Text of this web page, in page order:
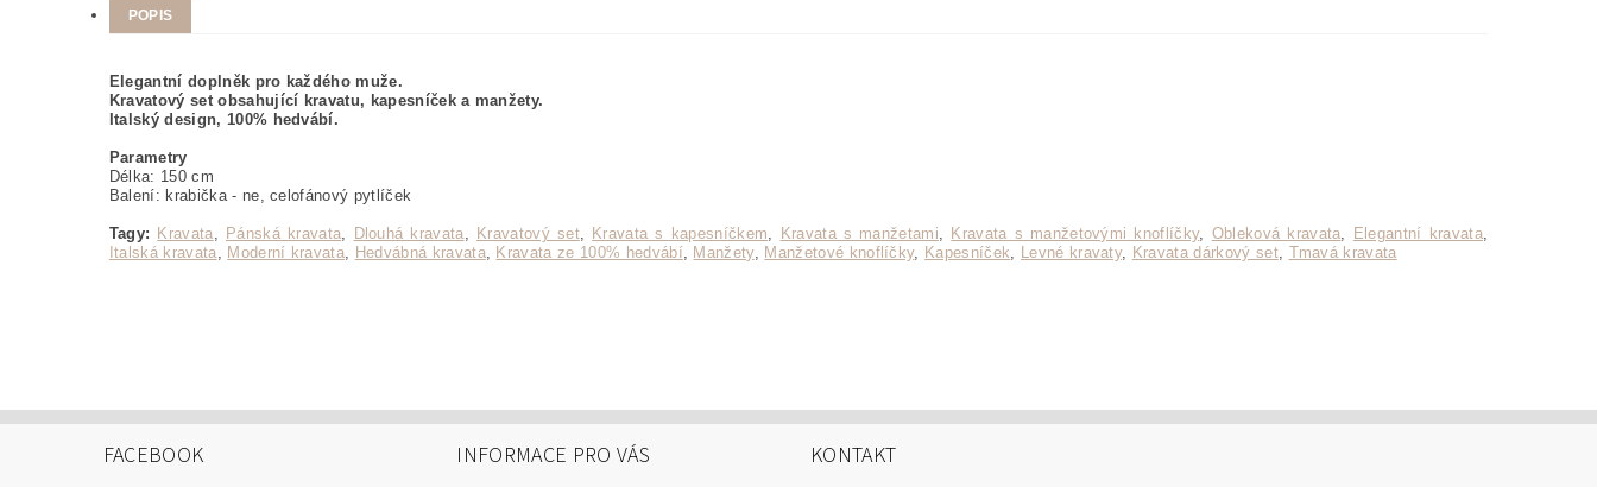
POPIS
Elegantní doplněk pro každého muže.
Kravatový set obsahující kravatu, kapesníček a manžety.
Italský design, 100% hedvábí.
Parametry
Délka: 150 cm
Balení: krabička - ne, celofánový pytlíček
Tagy: Kravata, Pánská kravata, Dlouhá kravata, Kravatový set, Kravata s kapesníčkem, Kravata s manžetami, Kravata s manžetovými knoflíčky, Obleková kravata, Elegantní kravata,
Italská kravata, Moderní kravata, Hedvábná kravata, Kravata ze 100% hedvábí, Manžety, Manžetové knoflíčky, Kapesníček, Levné kravaty, Kravata dárkový set, Tmavá kravata
FACEBOOK INFORMACE PRO VÁS KONTAKT